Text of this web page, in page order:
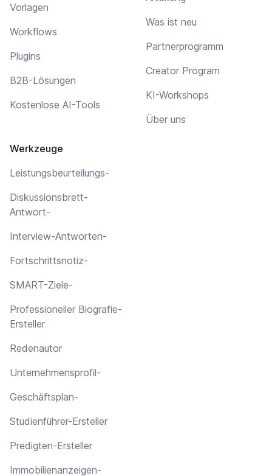
Vorlagen
Workflows
Plugins
B2B-Lösungen
Kostenlose AI-Tools
Werkzeuge
Leistungsbeurteilungs-
Diskussionsbrett-
Antwort-
Interview-Antworten-
Fortschrittsnotiz-
SMART-Ziele-
Professioneller Biografie-
Ersteller
Redenautor
Unternehmensprofil-
Geschäftsplan-
Studienführer-Ersteller
Predigten-Ersteller
Immobilienanzeigen-
Was ist neu
Partnerprogramm
Creator Program
KI-Workshops
Über uns